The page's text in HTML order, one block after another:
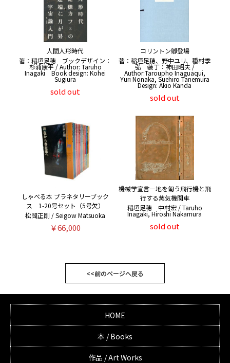
人間人形時代
著：稲垣足穂 ブックデザイン：
杉浦康平 / Author: Taruho
Inagaki Book design: Kohei
Sugiura
sold out
コリントン卿登場
著：稲垣足穂、野中ユリ、種村季
弘 装丁：神田昭夫 /
Author:Taroupho Inaguaqui,
Yuri Nonaka, Suehiro Tanemura
Design: Akio Kanda
sold out
しゃべる本 プラネタリーブック
ス 1-20号セット（5号欠）
松岡正剛 / Seigow Matsuoka
￥66,000
機械学宣言―地を匍う飛行機と飛
行する蒸気機関車
稲垣足穂 中村宏 / Taruho
Inagaki, Hiroshi Nakamura
sold out
<<前のページへ戻る
HOME
本 / Books
作品 / Art Works